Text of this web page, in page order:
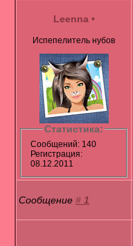
Leenna •
Испепелитель нубов
Статистика:
Сообщений: 140
Регистрация:
08.12.2011
Сообщение# 1